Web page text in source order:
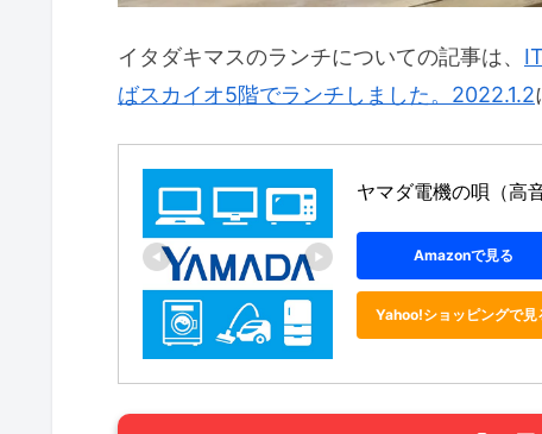
イタダキマスのランチについての記事は、
ばスカイオ5階でランチしました。2022.1.2
ヤマダ電機の唄（高音
Amazonで見る
Yahoo!ショッピングで見